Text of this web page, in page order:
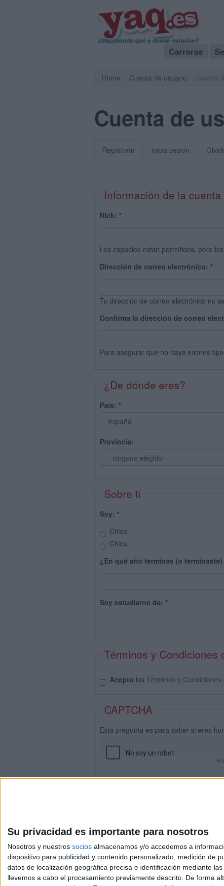
Su privacidad es importante para nosotros
Nosotros y nuestros socios almacenamos y/o accedemos a
dispositivo para publicidad y contenido personalizado, medición de
datos de localización geográfica precisa e identificación mediante
llevemos a cabo el procesamiento previamente descrito. De forma
Carreras
Home Cuenta de usuario
Cuenta de
Regístrate inicia sesión
Información de la cuenta
Nick: *
Los espacios están permitidos, pero
Dirección de correo electrónico: *
Tu dirección de correo electrónico no
Confirma la dirección de correo
Para asegurar que no haya errores
¿De dónde eres?
País: *
Provincia:
Sobre ti
Soy: *
Chico
Chica
¿En qué año terminas (o
Soy estudiante de: *
Términos y Condiciones
Acepto los Términos y Condiciones
CAPTCHA
Esta pregunta es para saber si eres